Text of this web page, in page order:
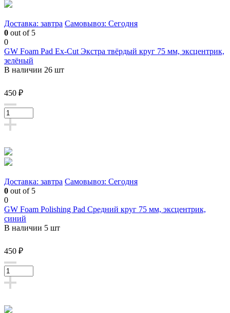
Доставка: завтра Самовывоз: Сегодня
0 out of 5
0
GW Foam Pad Ex-Cut Экстра твёрдый круг 75 мм, эксцентрик,
зелёный
В наличии 26 шт
450 ₽
Доставка: завтра Самовывоз: Сегодня
0 out of 5
0
GW Foam Polishing Pad Средний круг 75 мм, эксцентрик,
синий
В наличии 5 шт
450 ₽